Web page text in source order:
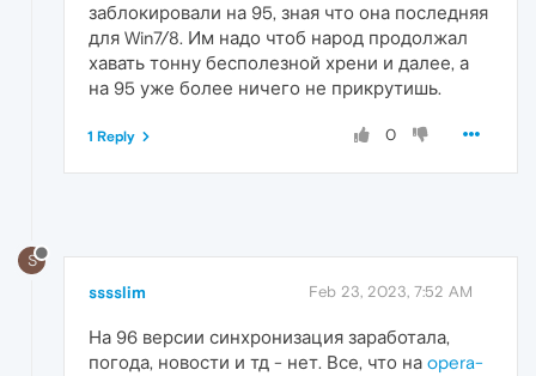
заблокировали на 95, зная что она последняя
для Win7/8. Им надо чтоб народ продолжал
хавать тонну бесполезной хрени и далее, а
на 95 уже более ничего не прикрутишь.
0
1 Reply
S
sssslim Feb 23, 2023, 7:52 AM
На 96 версии синхронизация заработала,
погода, новости и тд - нет. Все, что на opera-